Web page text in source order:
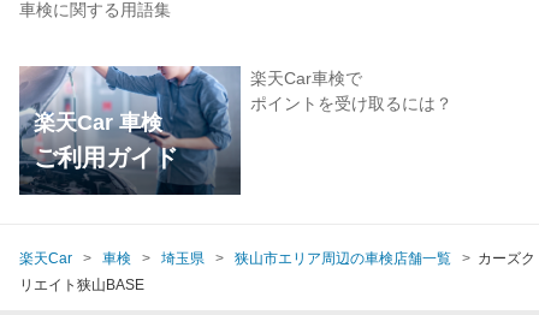
車検に関する用語集
楽天Car 車検
ご利用ガイド
楽天Car車検で
ポイントを受け取るには？
楽天Car 車検 埼玉県 狭山市エリア周辺の車検店舗一覧
カーズク
リエイト狭山BASE